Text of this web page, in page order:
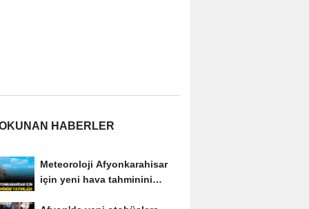
HABERLER
Meteoroloji Afyonkarahisar
için yeni hava tahminini